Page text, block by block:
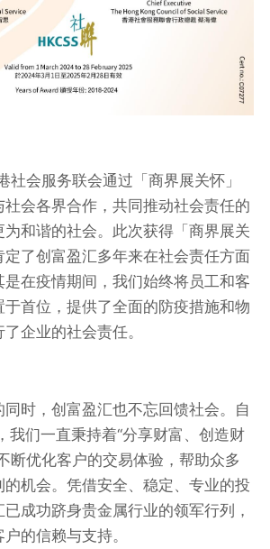
社会服务联会通过「商界展关怀」
会各界合作，共同推动社会责任的
和谐的社会。此次获得「商界展关
了创富盈汇多年来在社会责任方面
在疫情期间，我们始终将员工和客
于首位，提供了全面的防疫措施和物
企业的社会责任。
时，创富盈汇也不忘回馈社会。自
我们一直秉持着“分享财富、创造财
断优化客户的交易体验，帮助众多
机会。凭借安全、稳定、专业的投
成功跻身贵金属行业的领军行列，
的信赖与支持。